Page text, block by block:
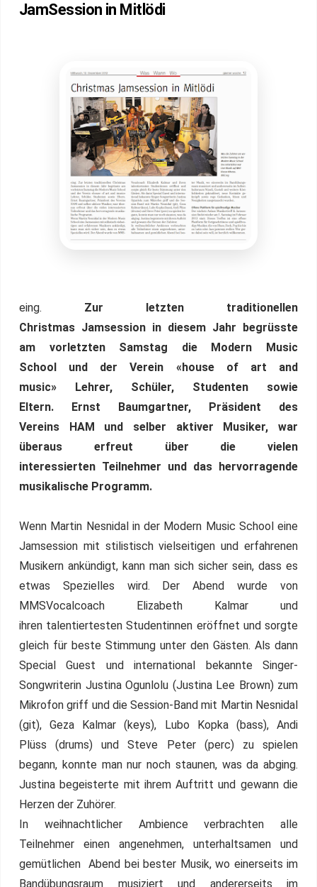
JamSession in Mitlödi
eing. Zur letzten traditionellen
Christmas Jamsession in diesem Jahr begrüsste
am vorletzten Samstag die Modern Music
School und der Verein «house of art and
music» Lehrer, Schüler, Studenten sowie
Eltern. Ernst Baumgartner, Präsident des
Vereins HAM und selber aktiver Musiker, war
überaus erfreut über die vielen
interessierten Teilnehmer und das hervorragende
musikalische Programm.
Wenn Martin Nesnidal in der Modern Music School eine
Jamsession mit stilistisch vielseitigen und erfahrenen
Musikern ankündigt, kann man sich sicher sein, dass es
etwas Spezielles wird. Der Abend wurde von
MMSVocalcoach Elizabeth Kalmar und
ihren talentiertesten Studentinnen eröffnet und sorgte
gleich für beste Stimmung unter den Gästen. Als dann
Special Guest und international bekannte Singer-
Songwriterin Justina Ogunlolu (Justina Lee Brown) zum
Mikrofon griff und die Session-Band mit Martin Nesnidal
(git), Geza Kalmar (keys), Lubo Kopka (bass), Andi
Plüss (drums) und Steve Peter (perc) zu spielen
begann, konnte man nur noch staunen, was da abging.
Justina begeisterte mit ihrem Auftritt und gewann die
Herzen der Zuhörer.
In weihnachtlicher Ambience verbrachten alle
Teilnehmer einen angenehmen, unterhaltsamen und
gemütlichen Abend bei bester Musik, wo einerseits im
Bandübungsraum musiziert und andererseits im